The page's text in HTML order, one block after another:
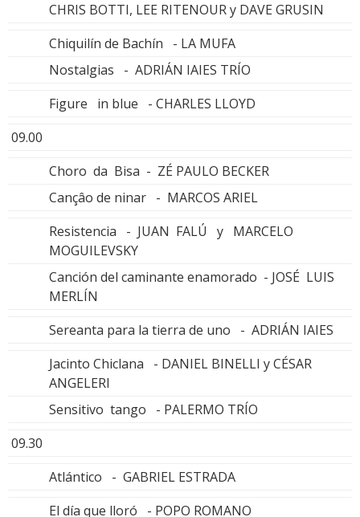
CHRIS BOTTI, LEE RITENOUR y DAVE GRUSIN
Chiquilín de Bachín - LA MUFA
Nostalgias - ADRIÁN IAIES TRÍO
Figure in blue - CHARLES LLOYD
09.00
Choro da Bisa - ZÉ PAULO BECKER
Cançâo de ninar - MARCOS ARIEL
Resistencia - JUAN FALÚ y MARCELO
MOGUILEVSKY
Canción del caminante enamorado - JOSÉ LUIS
MERLÍN
Sereanta para la tierra de uno - ADRIÁN IAIES
Jacinto Chiclana - DANIEL BINELLI y CÉSAR
ANGELERI
Sensitivo tango - PALERMO TRÍO
09.30
Atlántico - GABRIEL ESTRADA
El día que lloró - POPO ROMANO